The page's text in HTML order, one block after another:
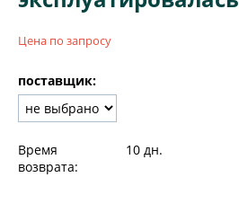
Цена по запросу
поставщик:
Время
возврата:
10 дн.